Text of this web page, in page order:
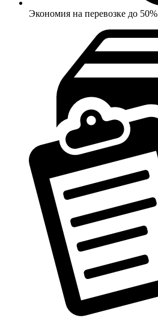
Экономия на перевозке до 50%